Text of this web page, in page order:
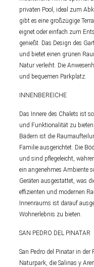
privaten Pool, ideal zum
gibt es eine großzügige
eignet oder einfach zum
genießt. Das Design des
und bietet einen grünen
Natur verleiht. Die
und bequemen Parkplatz.
INNENBEREICHE
Das Innere des Chalets ist
und Funktionalität zu
Bädern ist die
Familie ausgerichtet. Die
und sind pflegeleicht,
ein angenehmes Ambiente
Geräten ausgestattet, was
effizienten und modernen
Innenraums ist darauf
Wohnerlebnis zu bieten.
SAN PEDRO DEL PINATAR
San Pedro del Pinatar in
Naturpark, die Salinas y